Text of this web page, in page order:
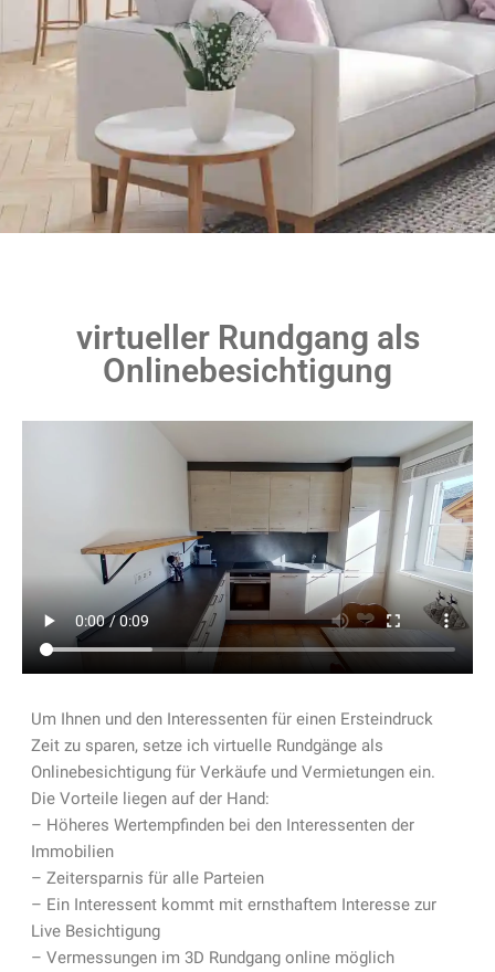
virtueller Rundgang als
Onlinebesichtigung
Um Ihnen und den Interessenten für einen Ersteindruck
Zeit zu sparen, setze ich virtuelle Rundgänge als
Onlinebesichtigung für Verkäufe und Vermietungen ein.
Die Vorteile liegen auf der Hand:
– Höheres Wertempfinden bei den Interessenten der
Immobilien
– Zeitersparnis für alle Parteien
– Ein Interessent kommt mit ernsthaftem Interesse zur
Live Besichtigung
– Vermessungen im 3D Rundgang online möglich